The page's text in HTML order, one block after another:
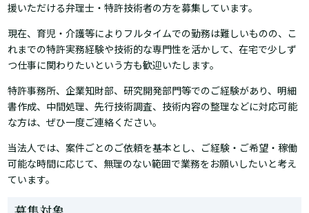
援いただける弁理士・特許技術者の方を募集しています。
現在、育児・介護等によりフルタイムでの勤務は難しいものの、こ
れまでの特許実務経験や技術的な専門性を活かして、在宅で少しず
つ仕事に関わりたいという方も歓迎いたします。
特許事務所、企業知財部、研究開発部門等でのご経験があり、明細
書作成、中間処理、先行技術調査、技術内容の整理などに対応可能
な方は、ぜひ一度ご連絡ください。
当法人では、案件ごとのご依頼を基本とし、ご経験・ご希望・稼働
可能な時間に応じて、無理のない範囲で業務をお願いしたいと考え
ています。